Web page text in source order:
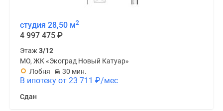
студия 28,50 м2
4 997 475 ₽
Этаж 3/12
МО, ЖК «Экоград Новый Катуар»
Лобня
30 мин.
В ипотеку от 23 711 ₽/мес
Сдан